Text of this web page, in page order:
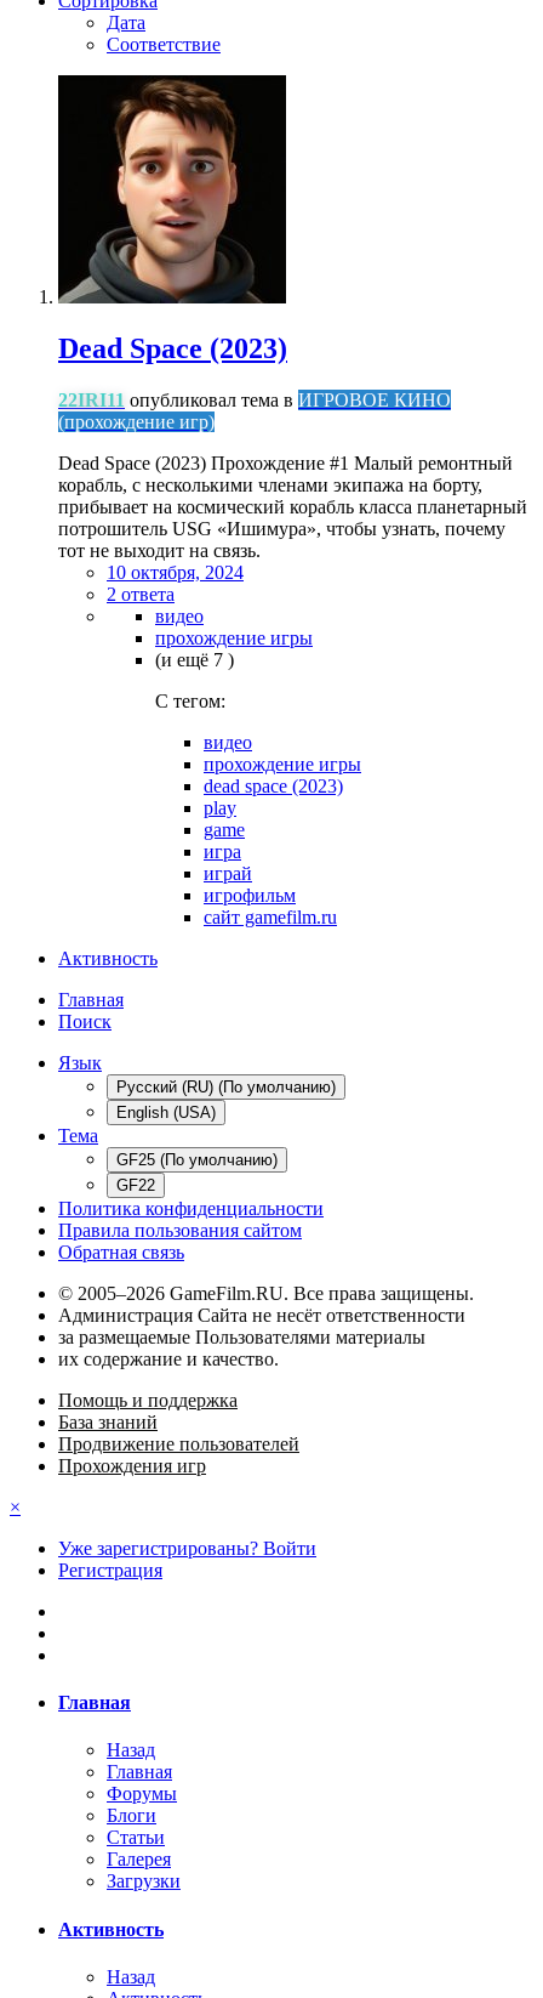
Дата
Соответствие
Dead Space (2023)
22IRI11 опубликовал тема в ИГРОВОЕ КИНО
(прохождение игр)
Dead Space (2023) Прохождение #1 Малый ремонтный
корабль, с несколькими членами экипажа на борту,
прибывает на космический корабль класса планетарный
потрошитель USG «Ишимура», чтобы узнать, почему
тот не выходит на связь.
10 октября, 2024
2 ответа
видео
прохождение игры
(и ещё 7 )
C тегом:
видео
прохождение игры
dead space (2023)
play
game
игра
играй
игрофильм
сайт gamefilm.ru
Активность
Главная
Поиск
Язык
Русский (RU) (По умолчанию)
English (USA)
Тема
GF25 (По умолчанию)
GF22
Политика конфиденциальности
Правила пользования сайтом
Обратная связь
© 2005–2026 GameFilm.RU. Все права защищены.
Администрация Сайта не несёт ответственности
за размещаемые Пользователями материалы
их содержание и качество.
Помощь и поддержка
База знаний
Продвижение пользователей
Прохождения игр
×
Уже зарегистрированы? Войти
Регистрация
Главная
Назад
Главная
Форумы
Блоги
Статьи
Галерея
Загрузки
Активность
Назад